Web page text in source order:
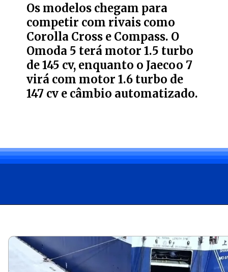
Os modelos chegam para
competir com rivais como
Corolla Cross e Compass. O
Omoda 5 terá motor 1.5 turbo
de 145 cv, enquanto o Jaecoo 7
virá com motor 1.6 turbo de
147 cv e câmbio automatizado.